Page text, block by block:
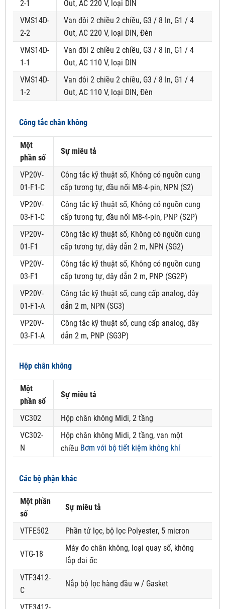
2-1
Out, AC 220 V, loại DIN
VMS14D-
2-2
Van đôi 2 chiều 2 chiều, G3 / 8 In, G1 / 4
Out, AC 220 V, loại DIN, Đèn
VMS14D-
1-1
Van đôi 2 chiều 2 chiều, G3 / 8 In, G1 / 4
Out, AC 110 V, loại DIN
VMS14D-
1-2
Van đôi 2 chiều 2 chiều, G3 / 8 In, G1 / 4
Out, AC 110 V, loại DIN, Đèn
Công tắc chân không
Một
phần số
Sự miêu tả
VP20V-
01-F1-C
Công tắc kỹ thuật số, Không có nguồn cung
cấp tương tự, đầu nối M8-4-pin, NPN (S2)
VP20V-
03-F1-C
Công tắc kỹ thuật số, Không có nguồn cung
cấp tương tự, đầu nối M8-4-pin, PNP (S2P)
VP20V-
01-F1
Công tắc kỹ thuật số, Không có nguồn cung
cấp tương tự, dây dẫn 2 m, NPN (SG2)
VP20V-
03-F1
Công tắc kỹ thuật số, Không có nguồn cung
cấp tương tự, dây dẫn 2 m, PNP (SG2P)
VP20V-
01-F1-A
Công tắc kỹ thuật số, cung cấp analog, dây
dẫn 2 m, NPN (SG3)
VP20V-
03-F1-A
Công tắc kỹ thuật số, cung cấp analog, dây
dẫn 2 m, PNP (SG3P)
Hộp chân không
Một
phần số
Sự miêu tả
VC302
Hộp chân không Midi, 2 tầng
VC302-
N
Hộp chân không Midi, 2 tầng, van một
chiều Bơm với bộ tiết kiệm không khí
Các bộ phận khác
Một phần
số
Sự miêu tả
VTFE502 Phần tử lọc, bộ lọc Polyester, 5 micron
VTG-18
Máy đo chân không, loại quay số, không
lắp đai ốc
VTF3412-
C
Nắp bộ lọc hàng đầu w / Gasket